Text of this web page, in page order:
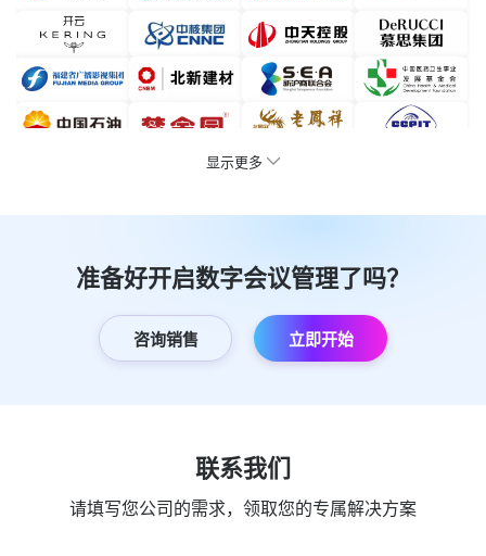
显示更多
准备好开启数字会议管理了吗？
咨询销售 立即开始
联系我们
请填写您公司的需求，领取您的专属解决方案